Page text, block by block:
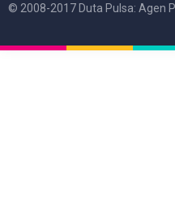
© 2008-2017 Duta Pulsa: Agen